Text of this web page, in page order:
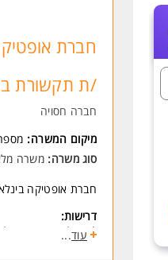
חברת
/ת תקשורת
חברה חסויה
מיקום המשרה:
סוג משרה: משרה
חברת אופטיקה
דרישות:
* בעל /ת תעודה
* המשרה מיועדת
עוד...